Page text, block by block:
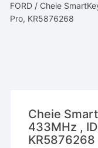
FORD / Cheie
Pro, KR5876268
Cheie
433MHz ,
KR5876268